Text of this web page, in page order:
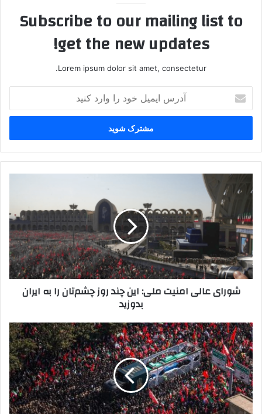
Subscribe to our mailing list to
get the new updates!
Lorem ipsum dolor sit amet, consectetur.
ایمیل
خود
وارد
کنید
عالی
ملی:
این
چند
روز
چشم‌تان
را
شورای عالی امنیت ملی: این چند روز چشم‌تان را به ایران
بدوزید
تشییع
پیکر
مطهر
آقای
شهید
ایران